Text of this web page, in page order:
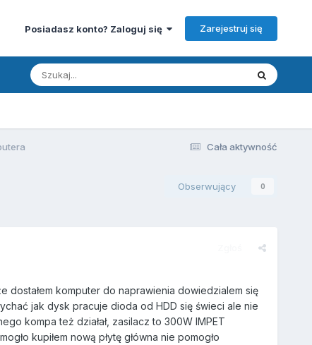
Posiadasz konto? Zaloguj się Zarejestruj się
Cała aktywność
Obserwujący 0
dostałem komputer do naprawienia dowiedzialem się
jak dysk pracuje dioda od HDD się świeci ale nie
kompa też działał, zasilacz to 300W IMPET
kupiłem nową płytę główna nie pomogło